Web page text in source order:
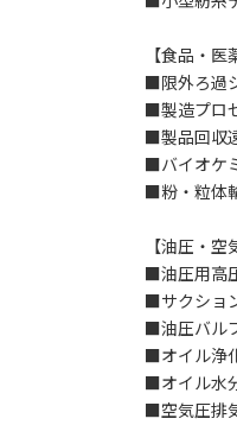
【食品・医
■限外ろ過
■製造プ
■製品回収
■バイオ
■粉・粒体
【油圧・空
■油圧用
■サク
■油圧バ
■オイル
■オイル
■空気圧排